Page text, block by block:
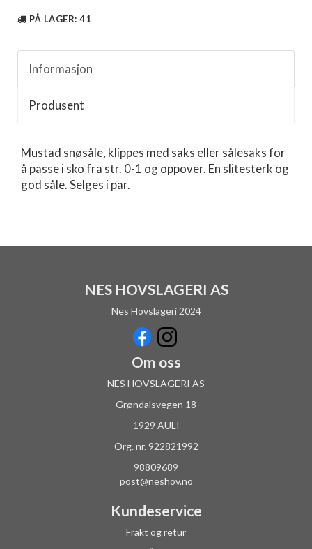
PÅ LAGER: 41
Informasjon
Produsent
Mustad snøsåle, klippes med saks eller sålesaks for
å passe i sko fra str. 0-1 og oppover. En slitesterk og
god såle. Selges i par.
NES HOVSLAGERI AS
Nes Hovslageri 2024
Om oss
NES HOVSLAGERI AS
Grøndalsvegen 18
1929 AULI
Org. nr. 922821992
98809689
post@neshov.no
Kundeservice
Frakt og retur